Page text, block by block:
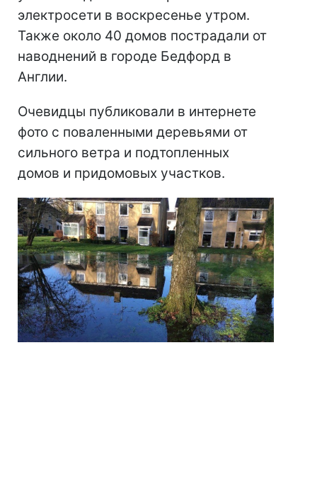
электросети в воскресенье утром.
Также около 40 домов пострадали от
наводнений в городе Бедфорд в
Англии.
Очевидцы публиковали в интернете
фото с поваленными деревьями от
сильного ветра и подтопленных
домов и придомовых участков.